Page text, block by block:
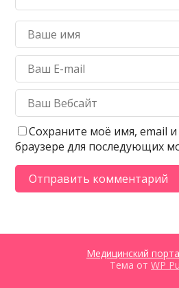
Сохраните моё имя, email и
браузере для последующих
Медицинский
Тема от WP